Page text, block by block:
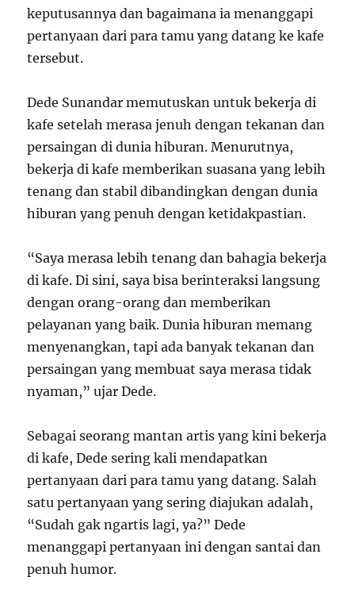
keputusannya dan bagaimana ia menanggapi
pertanyaan dari para tamu yang datang ke kafe
tersebut.
Dede Sunandar memutuskan untuk bekerja di
kafe setelah merasa jenuh dengan tekanan dan
persaingan di dunia hiburan. Menurutnya,
bekerja di kafe memberikan suasana yang lebih
tenang dan stabil dibandingkan dengan dunia
hiburan yang penuh dengan ketidakpastian.
“Saya merasa lebih tenang dan bahagia bekerja
di kafe. Di sini, saya bisa berinteraksi langsung
dengan orang-orang dan memberikan
pelayanan yang baik. Dunia hiburan memang
menyenangkan, tapi ada banyak tekanan dan
persaingan yang membuat saya merasa tidak
nyaman,” ujar Dede.
Sebagai seorang mantan artis yang kini bekerja
di kafe, Dede sering kali mendapatkan
pertanyaan dari para tamu yang datang. Salah
satu pertanyaan yang sering diajukan adalah,
“Sudah gak ngartis lagi, ya?” Dede
menanggapi pertanyaan ini dengan santai dan
penuh humor.